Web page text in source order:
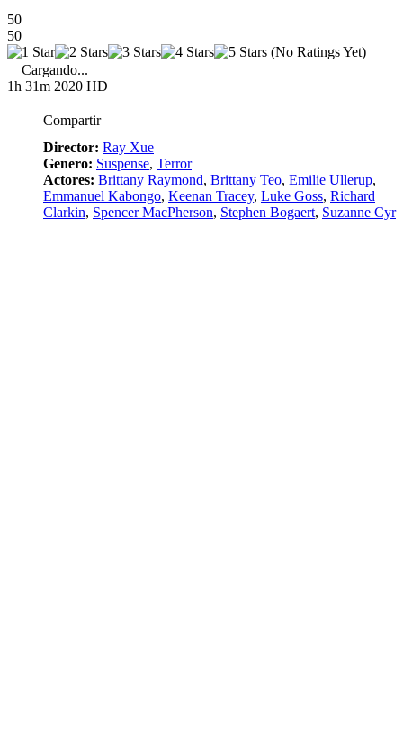
50
50
(No Ratings Yet)
Cargando...
1h 31m 2020 HD
Compartir
Director: Ray Xue
Genero: Suspense, Terror
Actores: Brittany Raymond, Brittany Teo, Emilie Ullerup,
Emmanuel Kabongo, Keenan Tracey, Luke Goss, Richard
Clarkin, Spencer MacPherson, Stephen Bogaert, Suzanne Cyr